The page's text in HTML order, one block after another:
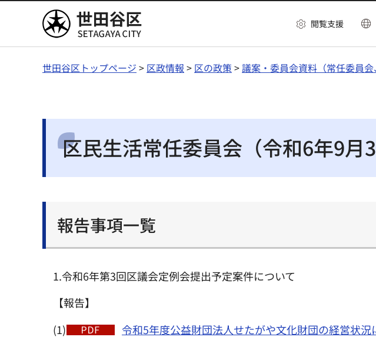
世田谷区 閲覧支援
世田谷区トップページ > 区政情報 > 区の政策>議案・委員会資料（常任委員会
区民生活常任委員会（令和6年9月3
報告事項一覧
1.令和6年第3回区議会定例会提出予定案件について
【報告】
(1)
令和5年度公益財団法人せたがや文化財団の経営状況